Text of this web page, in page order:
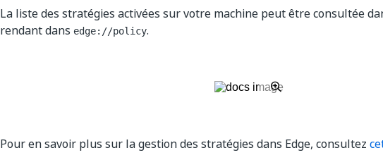
La liste des stratégies activées sur votre machine peut être consultée
rendant dans edge://policy.
Pour en savoir plus sur la gestion des stratégies dans Edge, consultez